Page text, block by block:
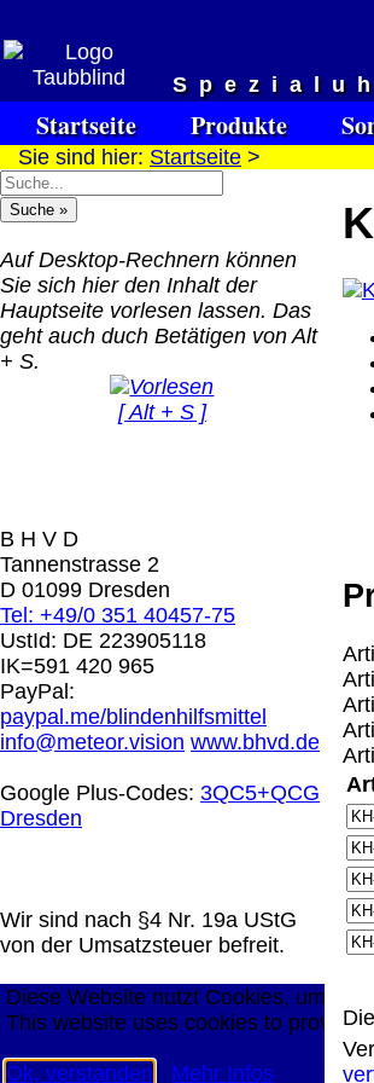
Startseite Produkte
Sie sind hier: Startseite >
Auf Desktop-Rechnern können
Sie sich hier den Inhalt der
Hauptseite vorlesen lassen. Das
geht auch duch Betätigen von Alt
+ S.
[ Alt + S ]
B H V D
Tannenstrasse 2
D 01099 Dresden
Tel: +49/0 351 40457-75
UstId: DE 223905118
IK=591 420 965
PayPal:
paypal.me/blindenhilfsmittel
info@meteor.vision www.bhvd.de
Google Plus-Codes: 3QC5+QCG
Dresden
Wir sind nach §4 Nr. 19a UStG
von der Umsatzsteuer befreit.
QR Code:
bis 5kg
6.95 €
EU
Die in diesem Dokument genannten
technische Änderungen vorbehalten.
letzte Änderung: 13. Juli 2026
Mit einem Urteil vom 12.05.1998 -
die Anbringung eines Links, die
werden, dass man sich ausdrücklich
aller gelinkten Seiten auf unserer
unserer Homepage angebrachten
Die Europäische Kommission stellt
Seitenanfang
Impressum AGB
große Anzeige Schließen X
Diese Website nutzt Cookies, um
This website uses cookies to provide
Ok, verstanden Mehr Infos